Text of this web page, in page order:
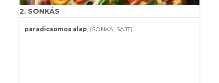
2. SONKÁS
paradicsomos alap, (SONKA, SAJT)